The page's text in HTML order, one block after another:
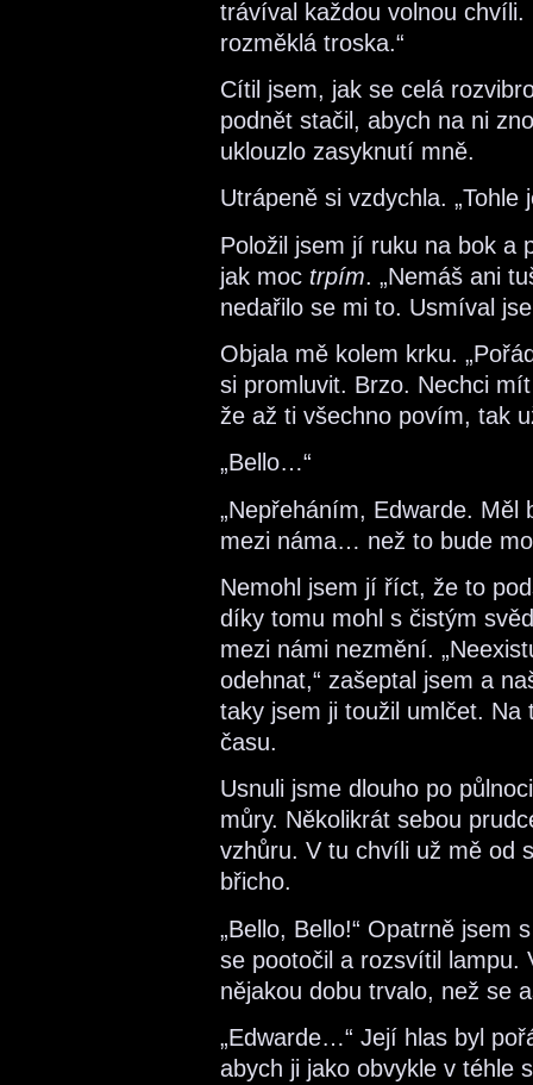
trávíval každou volnou
rozměklá troska.“
Cítil jsem, jak se celá
podnět stačil, abych na ni
uklouzlo zasyknutí mně.
Utrápeně si vzdychla. „Tohle
Položil jsem jí ruku na bok a
jak moc trpím. „Nemáš ani
nedařilo se mi to. Usmíval
Objala mě kolem krku.
si promluvit. Brzo. Nechci
že až ti všechno povím, tak
„Bello…“
„Nepřeháním, Edwarde. Měl
mezi náma… než to bude
Nemohl jsem jí říct, že to
díky tomu mohl s čistým
mezi námi nezmění.
odehnat,“ zašeptal jsem a
taky jsem ji toužil umlčet.
času.
Usnuli jsme dlouho po
můry. Několikrát sebou
vzhůru. V tu chvíli už mě od
břicho.
„Bello, Bello!“ Opatrně jsem
se pootočil a rozsvítil lampu.
nějakou dobu trvalo, než se
„Edwarde…“ Její hlas byl
abych ji jako obvykle v téhle